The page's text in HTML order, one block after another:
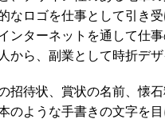
なロゴを仕事として引き
ンターネットを通して仕
から、副業として時折デ
招待状、賞状の名前、懐
のような手書きの文字を